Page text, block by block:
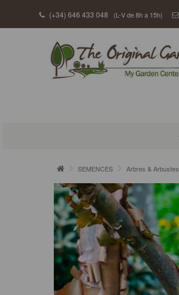
(+34) 646 433 048 (L-V de 8h a 15h)
SEMENCES Arbres & Arbustes